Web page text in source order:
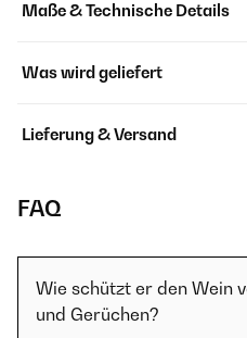
Maße & Technische Details
Was wird geliefert
Lieferung & Versand
FAQ
Wie schützt er den Wein
und Gerüchen?